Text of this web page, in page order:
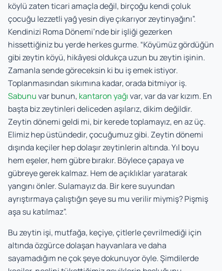
köylü zaten ticari amaçla değil, birçoğu kendi çoluk
çocuğu lezzetli yağ yesin diye çıkarıyor zeytinyağını”.
Kendinizi Roma Dönemi’nde bir işliği gezerken
hissettiğiniz bu yerde herkes gurme. “Köyümüz gördüğün
gibi zeytin köyü, hikâyesi oldukça uzun bu zeytin işinin.
Zamanla sende göreceksin ki bu iş emek istiyor.
Toplanmasından sıkımına kadar, orada bitmiyor iş.
Sabunuvar bunun, kantaron yağıvar, var da var kızım. En
başta biz zeytinleri deliceden aşılarız, dikim değildir.
Zeytin dönemi geldi mi, bir kerede toplamayız, en az üç.
Elimiz hep üstündedir, çocuğumuz gibi. Zeytin dönemi
dışında keçiler hep dolaşır zeytinlerin altında. Yıl boyu
hem eşeler, hem gübre bırakır. Böylece çapaya ve
gübreye gerek kalmaz. Hem de açıklıklar yaratarak
yangını önler. Sulamayız da. Bir kere suyundan
ayrıştırmaya çalıştığın şeye su mu verilir miymiş? Pişmiş
aşa su katılmaz”.
Bu zeytin işi, mutfağa, keçiye, çitlerle çevrilmediği için
altında özgürce dolaşan hayvanlara ve daha
sayamadığım ne çok şeye dokunuyor öyle. Şimdilerde